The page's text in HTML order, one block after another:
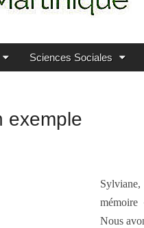
Sciences Sociales
exemple
mémoire
Nous